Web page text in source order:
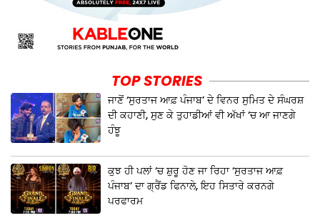
TOP STORIES
ਜਾਣੋਂ ‘ਸੁਰਤਾਜ ਆਫ਼ ਪੰਜਾਬ’ ਦੇ ਵਿਨਰ ਸੁਮਿਤ ਦੇ ਸੰਘਰਸ਼
ਦੀ ਕਹਾਣੀ, ਸੁਣ ਕੇ ਤੁਹਾਡੀਆਂ ਵੀ ਅੱਖਾਂ ‘ਚ ਆ ਜਾਣਗੇ
ਹੰਝੂ
ਕੁਝ ਹੀ ਪਲਾਂ ‘ਚ ਸ਼ੁਰੂ ਹੋਣ ਜਾ ਰਿਹਾ ‘ਸੁਰਤਾਜ ਆਫ਼
ਪੰਜਾਬ’ ਦਾ ਗ੍ਰੈਂਡ ਫਿਨਾਲੇ, ਇਹ ਸਿਤਾਰੇ ਕਰਨਗੇ
ਪਰਫਾਰਮ